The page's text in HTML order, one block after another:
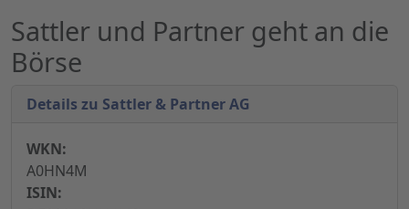
Sattler und Partner geht an die
Börse
Details zu Sattler & Partner AG
WKN:
A0HN4M
ISIN: